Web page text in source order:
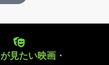
見たい映画・